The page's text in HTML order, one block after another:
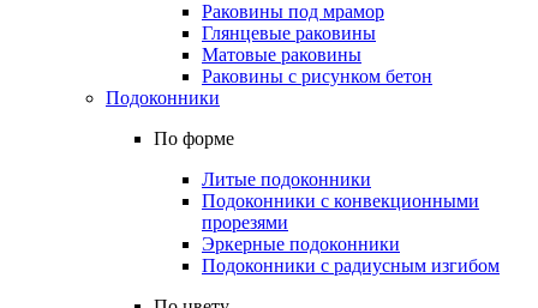
Раковины под мрамор
Глянцевые раковины
Матовые раковины
Раковины с рисунком бетон
Подоконники
По форме
Литые подоконники
Подоконники с конвекционными
прорезями
Эркерные подоконники
Подоконники с радиусным изгибом